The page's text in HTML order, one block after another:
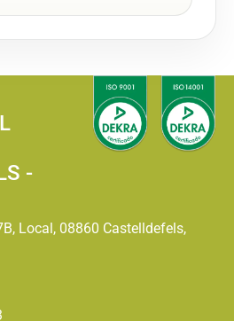
-
Local, 08860 Castelldefels,